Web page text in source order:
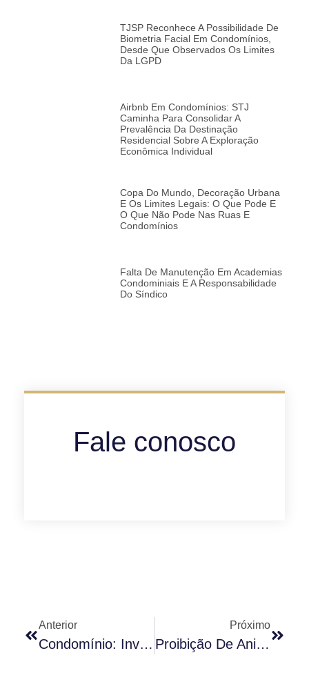
TJSP Reconhece A Possibilidade De
Biometria Facial Em Condomínios,
Desde Que Observados Os Limites
Da LGPD
Airbnb Em Condomínios: STJ
Caminha Para Consolidar A
Prevalência Da Destinação
Residencial Sobre A Exploração
Econômica Individual
Copa Do Mundo, Decoração Urbana
E Os Limites Legais: O Que Pode E
O Que Não Pode Nas Ruas E
Condomínios
Falta De Manutenção Em Academias
Condominiais E A Responsabilidade
Do Síndico
Fale conosco
Anterior
Condomínio: Invasão De Domicílio Pelo Síndico
Próximo
Proibição De Animais Em Condomínio